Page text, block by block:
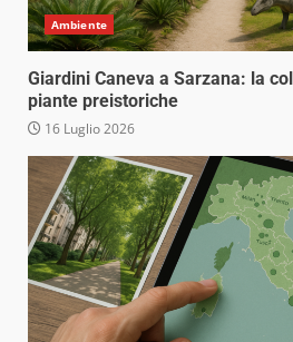
Ambiente
Giardini Caneva a Sarzana: la
piante preistoriche
16 Luglio 2026